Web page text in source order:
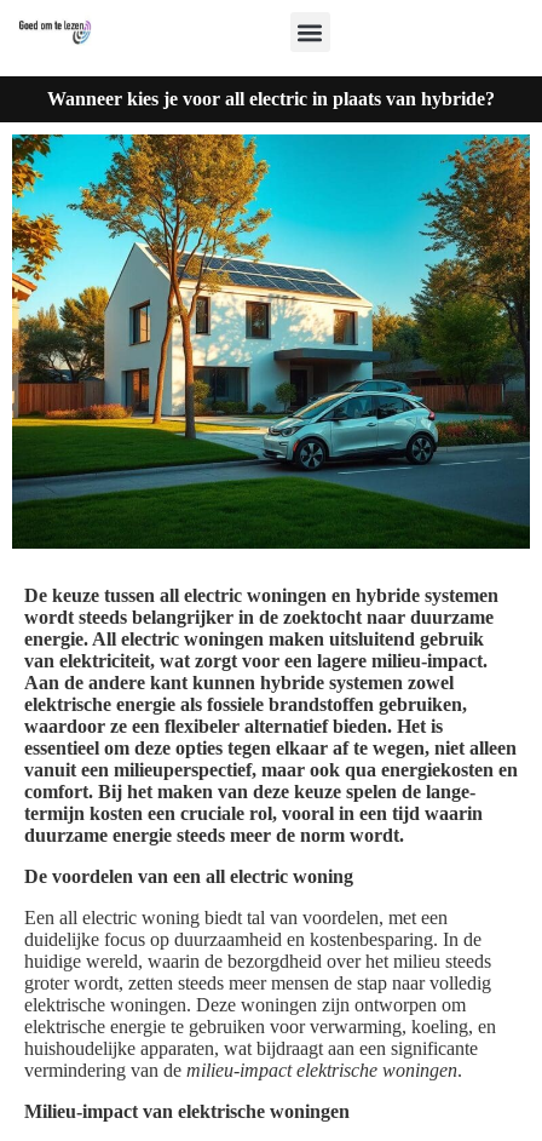
Wanneer kies je voor all electric in plaats van hybride?
De keuze tussen all electric woningen en hybride systemen
wordt steeds belangrijker in de zoektocht naar duurzame
energie. All electric woningen maken uitsluitend gebruik
van elektriciteit, wat zorgt voor een lagere milieu-impact.
Aan de andere kant kunnen hybride systemen zowel
elektrische energie als fossiele brandstoffen gebruiken,
waardoor ze een flexibeler alternatief bieden. Het is
essentieel om deze opties tegen elkaar af te wegen, niet alleen
vanuit een milieuperspectief, maar ook qua energiekosten en
comfort. Bij het maken van deze keuze spelen de lange-
termijn kosten een cruciale rol, vooral in een tijd waarin
duurzame energie steeds meer de norm wordt.
De voordelen van een all electric woning
Een all electric woning biedt tal van voordelen, met een
duidelijke focus op duurzaamheid en kostenbesparing. In de
huidige wereld, waarin de bezorgdheid over het milieu steeds
groter wordt, zetten steeds meer mensen de stap naar volledig
elektrische woningen. Deze woningen zijn ontworpen om
elektrische energie te gebruiken voor verwarming, koeling, en
huishoudelijke apparaten, wat bijdraagt aan een significante
vermindering van de milieu-impact elektrische woningen.
Milieu-impact van elektrische woningen